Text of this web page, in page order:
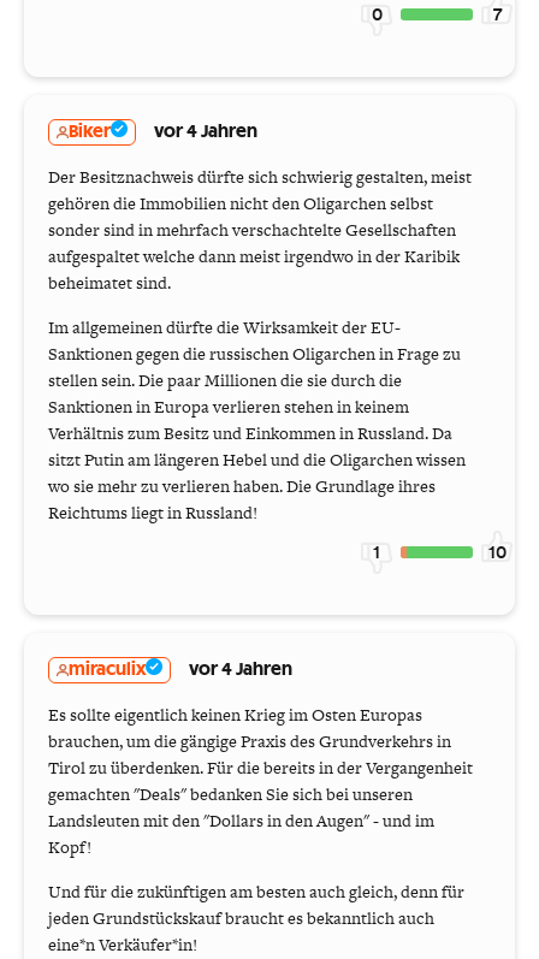
0 7
Biker vor 4 Jahren
Der Besitznachweis dürfte sich schwierig gestalten, meist
gehören die Immobilien nicht den Oligarchen selbst
sonder sind in mehrfach verschachtelte Gesellschaften
aufgespaltet welche dann meist irgendwo in der Karibik
beheimatet sind.
Im allgemeinen dürfte die Wirksamkeit der EU-
Sanktionen gegen die russischen Oligarchen in Frage zu
stellen sein. Die paar Millionen die sie durch die
Sanktionen in Europa verlieren stehen in keinem
Verhältnis zum Besitz und Einkommen in Russland. Da
sitzt Putin am längeren Hebel und die Oligarchen wissen
wo sie mehr zu verlieren haben. Die Grundlage ihres
Reichtums liegt in Russland!
1 10
miraculix vor 4 Jahren
Es sollte eigentlich keinen Krieg im Osten Europas
brauchen, um die gängige Praxis des Grundverkehrs in
Tirol zu überdenken. Für die bereits in der Vergangenheit
gemachten "Deals" bedanken Sie sich bei unseren
Landsleuten mit den "Dollars in den Augen" - und im
Kopf!
Und für die zukünftigen am besten auch gleich, denn für
jeden Grundstückskauf braucht es bekanntlich auch
eine*n Verkäufer*in!